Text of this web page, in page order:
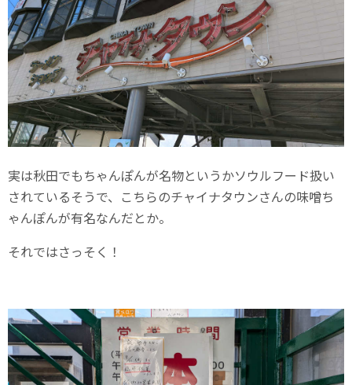
実は秋田でもちゃんぽんが名物というかソウルフード扱い
されているそうで、こちらのチャイナタウンさんの味噌ち
ゃんぽんが有名なんだとか。
それではさっそく！